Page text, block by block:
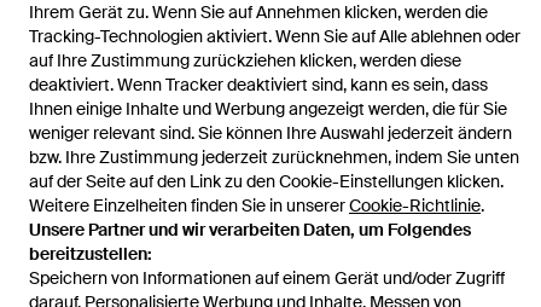
Ihrem Gerät zu. Wenn Sie auf Annehmen klicken, werden die
Tracking-Technologien aktiviert. Wenn Sie auf Alle ablehnen oder
auf Ihre Zustimmung zurückziehen klicken, werden diese
deaktiviert. Wenn Tracker deaktiviert sind, kann es sein, dass
Ihnen einige Inhalte und Werbung angezeigt werden, die für Sie
weniger relevant sind. Sie können Ihre Auswahl jederzeit ändern
bzw. Ihre Zustimmung jederzeit zurücknehmen, indem Sie unten
auf der Seite auf den Link zu den Cookie-Einstellungen klicken.
Weitere Einzelheiten finden Sie in unsererCookie-Richtlinie.
Unsere Partner und wir verarbeiten Daten, um Folgendes
bereitzustellen:
Speichern von Informationen auf einem Gerät und/oder Zugriff
darauf. Personalisierte Werbung und Inhalte, Messen von
Hilfe und Informationen